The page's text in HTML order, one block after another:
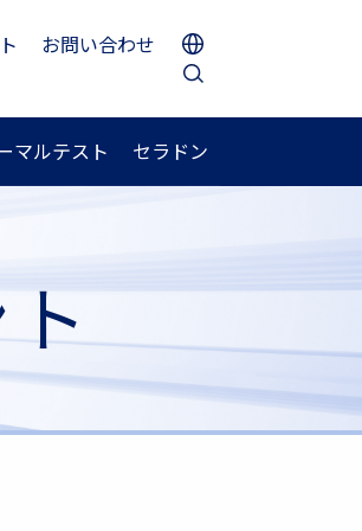
お問い合わせ
マルテスト セラドン